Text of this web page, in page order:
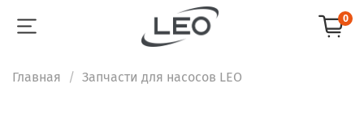
0
Главная Запчасти для насосов LEO